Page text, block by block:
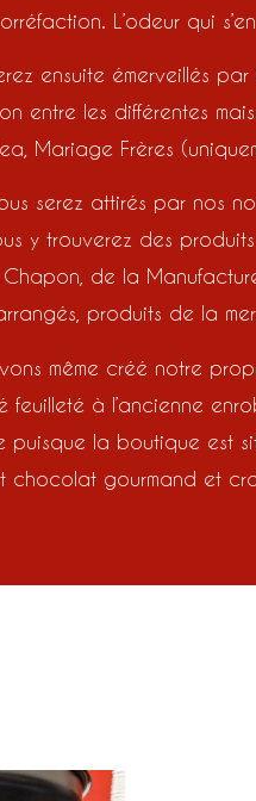
L’odeur qui
ensuite émerveillés
entre les différentes
Mariage Frères
serez attirés par nos
y trouverez des
Chapon, de la
produits de la
même créé notre
feuilleté à l’ancienne
puisque la boutique est
chocolat gourmand et